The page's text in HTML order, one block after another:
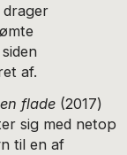
drager
af.
flade (2017)
sig med netop
til en af